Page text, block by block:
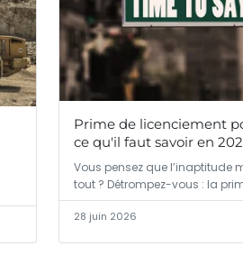
Prime de licenciement
ce qu'il faut savoir en
Vous pensez que l’inaptitude
tout ? Détrompez-vous : la
28 juin 2026